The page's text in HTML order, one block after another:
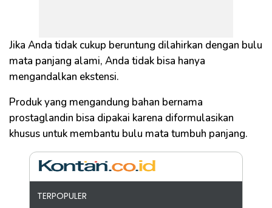
Jika Anda tidak cukup beruntung dilahirkan dengan bulu
mata panjang alami, Anda tidak bisa hanya
mengandalkan ekstensi.
Produk yang mengandung bahan bernama
prostaglandin bisa dipakai karena diformulasikan
khusus untuk membantu bulu mata tumbuh panjang.
TERPOPULER